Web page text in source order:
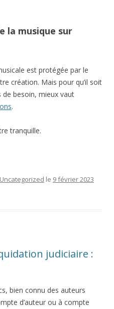
la musique sur
est protégée par le
création. Mais pour qu’il soit
de besoin, mieux vaut
.
tranquille.
Uncategorized le 9 février 2023
judiciaire :
bien connu des auteurs
d’auteur ou à compte